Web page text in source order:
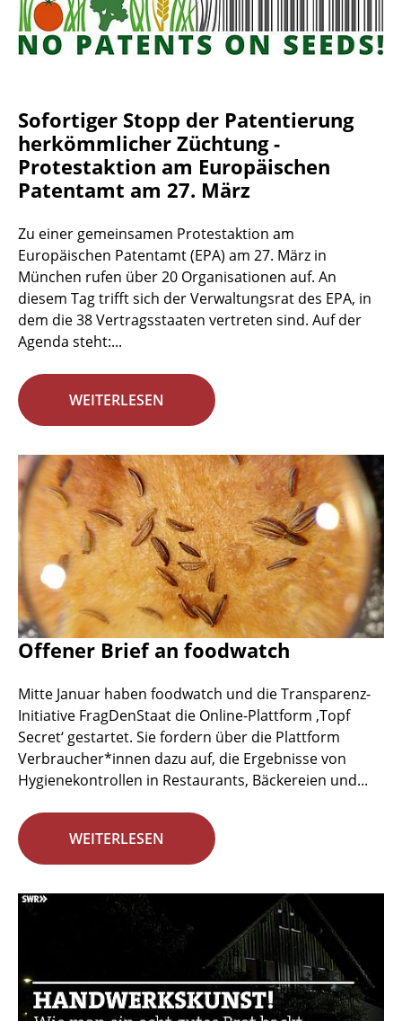
Sofortiger Stopp der Patentierung
herkömmlicher Züchtung -
Protestaktion am Europäischen
Patentamt am 27. März
Zu einer gemeinsamen Protestaktion am
Europäischen Patentamt (EPA) am 27. März in
München rufen über 20 Organisationen auf. An
diesem Tag trifft sich der Verwaltungsrat des EPA, in
dem die 38 Vertragsstaaten vertreten sind. Auf der
Agenda steht:...
WEITERLESEN
Offener Brief an foodwatch
Mitte Januar haben foodwatch und die Transparenz-
Initiative FragDenStaat die Online-Plattform ‚Topf
Secret‘ gestartet. Sie fordern über die Plattform
Verbraucher*innen dazu auf, die Ergebnisse von
Hygienekontrollen in Restaurants, Bäckereien und...
WEITERLESEN